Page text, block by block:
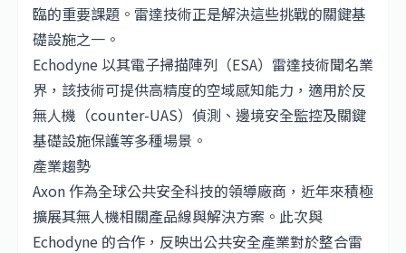
臨的重要課題。雷達技術正是解決這些挑戰的關鍵基
礎設施之一。
Echodyne 以其電子掃描陣列（ESA）雷達技術聞名業
界，該技術可提供高精度的空域感知能力，適用於反
無人機（counter-UAS）偵測、邊境安全監控及關鍵
基礎設施保護等多種場景。
產業趨勢
Axon 作為全球公共安全科技的領導廠商，近年來積極
擴展其無人機相關產品線與解決方案。此次與
Echodyne 的合作，反映出公共安全產業對於整合雷